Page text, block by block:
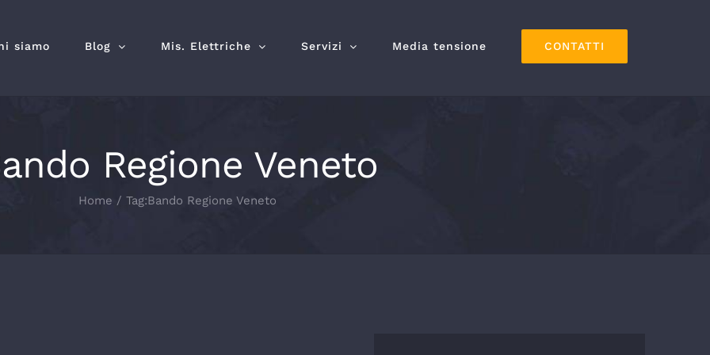
siamo Blog Mis. Elettriche Servizi Media tensione CONTATTI
Regione Veneto
Home Tag:Bando Regione Veneto